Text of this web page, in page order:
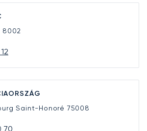
8002
Saint-Honoré 75008
70